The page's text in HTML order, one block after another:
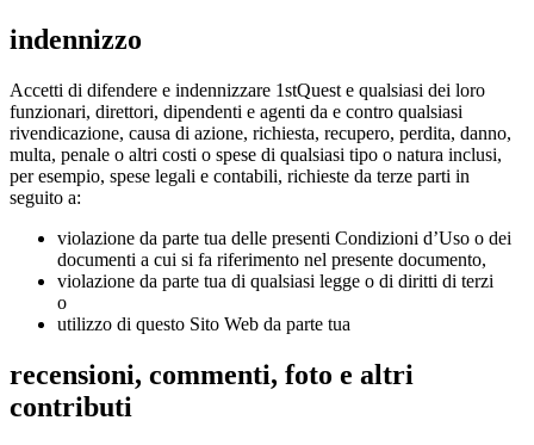
indennizzo
Accetti di difendere e indennizzare 1stQuest e qualsiasi dei loro
funzionari, direttori, dipendenti e agenti da e contro qualsiasi
rivendicazione, causa di azione, richiesta, recupero, perdita, danno,
multa, penale o altri costi o spese di qualsiasi tipo o natura inclusi,
per esempio, spese legali e contabili, richieste da terze parti in
seguito a:
violazione da parte tua delle presenti Condizioni d’Uso o dei
documenti a cui si fa riferimento nel presente documento,
violazione da parte tua di qualsiasi legge o di diritti di terzi
o
utilizzo di questo Sito Web da parte tua
recensioni, commenti, foto e altri
contributi